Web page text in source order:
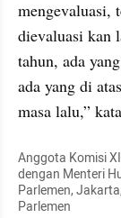
mengevaluasi,
dievaluasi kan
tahun, ada
ada yang di
masa lalu,”
Anggota Komisi
dengan Menteri
Parlemen,
Parlemen